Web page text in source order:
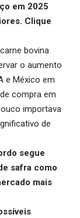
em 2025
Clique
bovina
o aumento
e México em
compra em
importava
de
segue
safra como
mais